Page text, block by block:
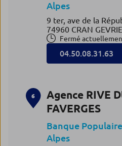
Alpes
9 ter, ave de la
74960 CRAN
Fermé
04.50.08.31.63
6
Agence RIVE
FAVERGES
Banque
Alpes